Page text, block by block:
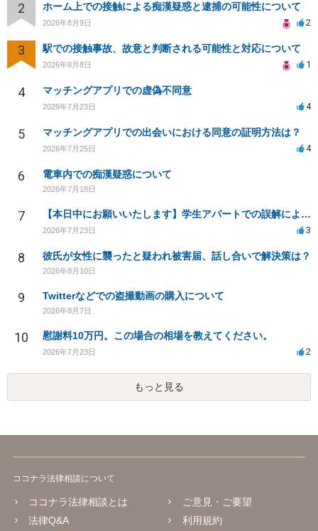
2 ホーム上での接触による痴漢疑惑と逮捕の可能性について
2026年8月9日 2
3 駅での接触事故、故意と判断される可能性と対応について
2026年8月8日 1
4 マッチングアプリでの虚偽不同意
2026年7月23日 4
5 マッチングアプリでの出会いにおける同意の証明方法は？
2026年7月25日 4
6 電車内での痴漢疑惑について
2026年7月18日
7 【本日中にお願いいたします】学生アパートでの誤解による窃盗疑惑、今後の対応策は？
2026年7月23日 3
8 彼氏が女性に襲ったと疑われ被害届、話し合いで解決策は？
2026年8月10日
9 Twitterなどでの盗撮動画の購入について
2026年8月7日
10 慰謝料10万円。この場合の相場を教えてください。
2026年7月23日 2
もっと見る
ココナラ法律相談について
ココナラ法律相談とは
法律Q&A
ご意見・ご要望
利用規約